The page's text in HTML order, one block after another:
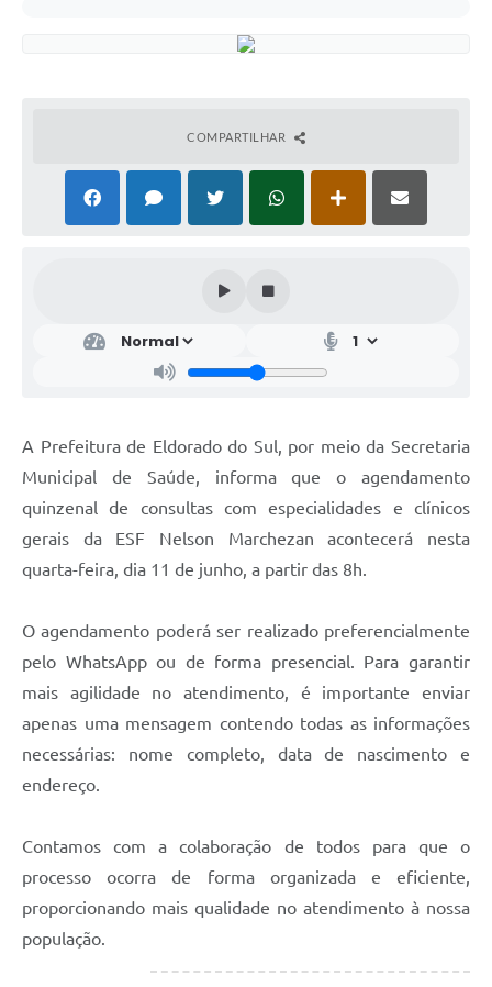
COMPARTILHAR
A Prefeitura de Eldorado do Sul, por meio da Secretaria
Municipal de Saúde, informa que o agendamento
quinzenal de consultas com especialidades e clínicos
gerais da ESF Nelson Marchezan acontecerá nesta
quarta-feira, dia 11 de junho, a partir das 8h.
O agendamento poderá ser realizado preferencialmente
pelo WhatsApp ou de forma presencial. Para garantir
mais agilidade no atendimento, é importante enviar
apenas uma mensagem contendo todas as informações
necessárias: nome completo, data de nascimento e
endereço.
Contamos com a colaboração de todos para que o
processo ocorra de forma organizada e eficiente,
proporcionando mais qualidade no atendimento à nossa
população.